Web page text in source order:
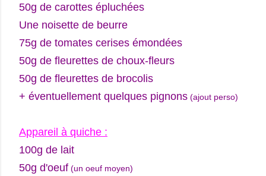
50g de carottes épluchées
Une noisette de beurre
75g de tomates cerises émondées
50g de fleurettes de choux-fleurs
50g de fleurettes de brocolis
+ éventuellement quelques pignons (ajout perso)
Appareil à quiche :
100g de lait
50g d'oeuf (un oeuf moyen)